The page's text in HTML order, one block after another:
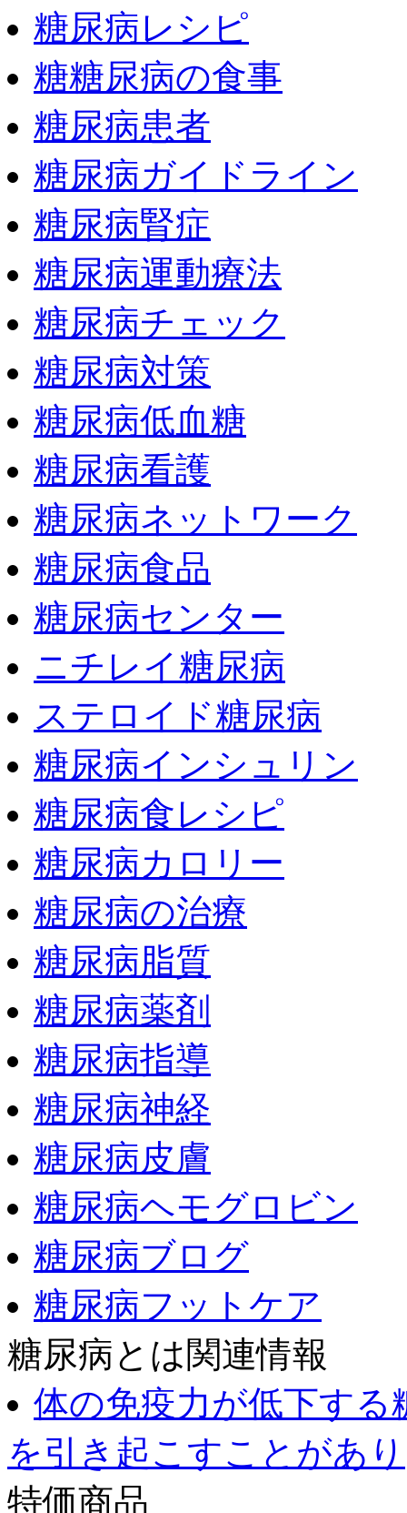
糖尿病レシピ
糖糖尿病の食事
糖尿病患者
糖尿病ガイドライン
糖尿病腎症
糖尿病運動療法
糖尿病チェック
糖尿病対策
糖尿病低血糖
糖尿病看護
糖尿病ネットワーク
糖尿病食品
糖尿病センター
ニチレイ糖尿病
ステロイド糖尿病
糖尿病インシュリン
糖尿病食レシピ
糖尿病カロリー
糖尿病の治療
糖尿病脂質
糖尿病薬剤
糖尿病指導
糖尿病神経
糖尿病皮膚
糖尿病ヘモグロビン
糖尿病ブログ
糖尿病フットケア
糖尿病とは関連情報
体の免疫力が低下する
を引き起こすことがあり
特価商品